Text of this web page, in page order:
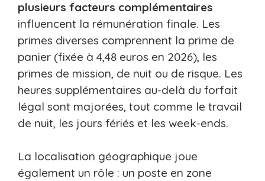
plusieurs facteurs complémentaires
influencent la rémunération finale. Les
primes diverses comprennent la prime de
panier (fixée à 4,48 euros en 2026), les
primes de mission, de nuit ou de risque. Les
heures supplémentaires au-delà du forfait
légal sont majorées, tout comme le travail
de nuit, les jours fériés et les week-ends.
La localisation géographique joue
également un rôle : un poste en zone